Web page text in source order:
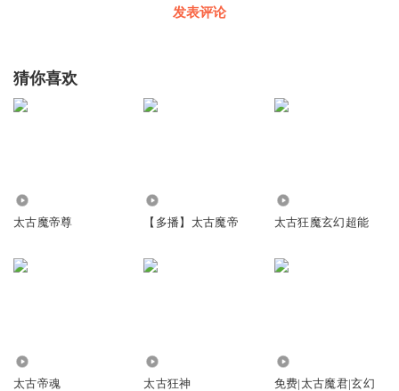
发表评论
猜你喜欢
太古魔帝尊 【多播】太古魔帝 太古狂魔玄幻超能
太古帝魂 太古狂神
免费|太古魔君|玄幻